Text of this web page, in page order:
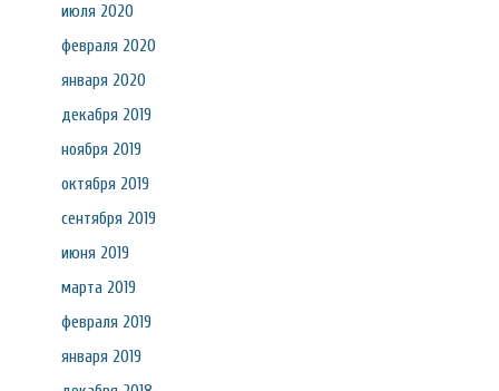
июля 2020
февраля 2020
января 2020
декабря 2019
ноября 2019
октября 2019
сентября 2019
июня 2019
марта 2019
февраля 2019
января 2019